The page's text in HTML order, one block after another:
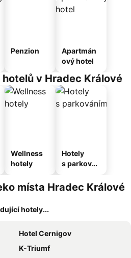
Penzion
Apartmán
ový hotel
v Hradec Králové
Wellness
hotely
Hotely
s parkován
místa Hradec Králové
hotely...
Hotel Cernigov
K-Triumf